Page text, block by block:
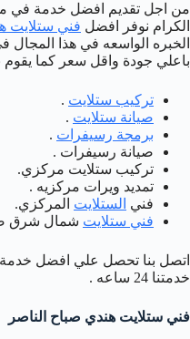
من اجل تقديم افضل خدمة في
الكرام نوفر افضل فني ستلايت
الخبره الواسعه في هذا المجال
باعلي جودة واقل سعر كما يقوم
تركيب ستلايت .
صيانة ستلايت .
برمجة رسيفرات .
صيانة رسيفرات .
تركيب ستلايت مركزي.
تمديد ويرات مركزيه .
فني الستلايت المركزي.
فني ستلايت شمال شرق
اتصل بنا تحصل علي افضل خدمة
خدمتنا 24 ساعه .
فني ستلايت هندي صباح الناصر